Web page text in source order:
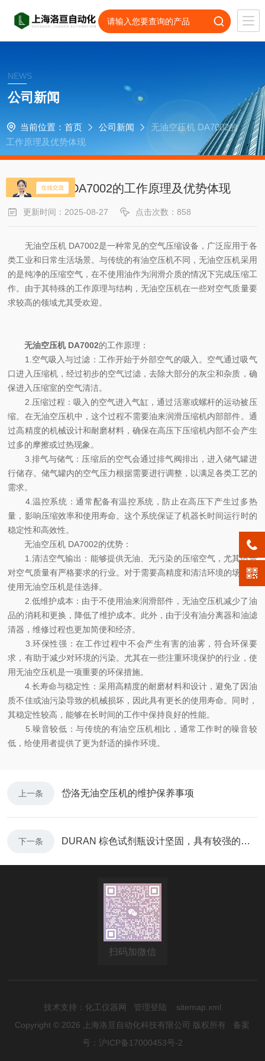
NEWS
公司新闻
当前位置： 首页 公司新闻
无油空压机 DA7002的
工作原理及优势体现
无油空压机 DA7002的工作原理及优势体现
更新时间：2025-08-27 点击次数：858
无油空压机 DA7002是一种常见的空气压缩设备，广泛应用于各
类工业和日常生活场景。与传统的有油空压机不同，无油空压机采用
的是纯净的压缩空气，在不使用油作为润滑介质的情况下完成压缩工
作。由于其特殊的工作原理与结构，无油空压机在一些对空气质量要
求较高的领域尤其受欢迎。
无油空压机 DA7002的工作原理：
1.空气吸入与过滤：工作开始于外部空气的吸入。空气通过吸气
口进入压缩机，经过初步的空气过滤，去除大部分的灰尘和杂质，确
保进入压缩室的空气清洁。
2.压缩过程：吸入的空气进入气缸，通过活塞或螺杆的运动被压
缩。在无油空压机中，这个过程不需要油来润滑压缩机内部部件。通
过高精度的机械设计和耐磨材料，确保在高压下压缩机内部不会产生
过多的摩擦或过热现象。
3.排气与储气：压缩后的空气会通过排气阀排出，进入储气罐进
行储存。储气罐内的空气压力根据需要进行调整，以满足各类工艺的
需求。
4.温控系统：通常配备有温控系统，防止在高压下产生过多热
量，影响压缩效率和使用寿命。这个系统保证了机器长时间运行时的
稳定性和高效性。
无油空压机 DA7002的优势：
1.清洁空气输出：能够提供无油、无污染的压缩空气，尤其适合
对空气质量有严格要求的行业。对于需要高精度和清洁环境的场所，
使用无油空压机是佳选择。
2.低维护成本：由于不使用油来润滑部件，无油空压机减少了油
品的消耗和更换，降低了维护成本。此外，由于没有油分离器和油滤
清器，维修过程也更加简便和经济。
3.环保性强：在工作过程中不会产生有害的油雾，符合环保要
求，有助于减少对环境的污染。尤其在一些注重环境保护的行业，使
用无油空压机是一项重要的环保措施。
4.长寿命与稳定性：采用高精度的耐磨材料和设计，避免了因油
质不佳或油污染导致的机械损坏，因此具有更长的使用寿命。同时，
其稳定性较高，能够在长时间的工作中保持良好的性能。
5.噪音较低：与传统的有油空压机相比，通常工作时的噪音较
低，给使用者提供了更为舒适的操作环境。
上一条 岱洛无油空压机的维护保养事项
下一条 DURAN 棕色试剂瓶设计坚固，具有较强的抗压能力
扫码加微信
技术支持： 化工仪器网 管理登陆
sitemap.xml
Copyright © 2026 上海洛亘自动化科技有限公司 版权所有 备案
号：沪ICP备17000453号-2